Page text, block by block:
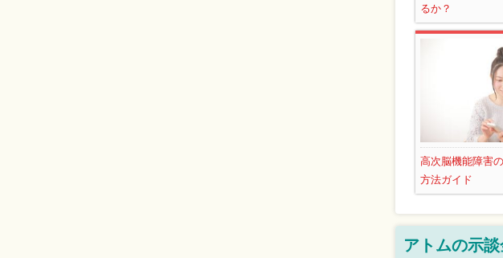
るか？
高次脳機能障害
方法ガイド
アトムの示